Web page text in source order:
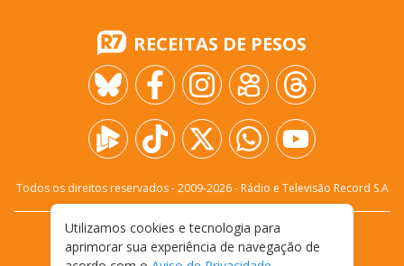
RECEITAS DE PESOS
Todos os direitos reservados - 2009-2026- Rádio e Televisão Record S.A
FALE CONOSCO
PRIVACIDADE
TERMOS E CONDIÇÕES DE USO
Utilizamos cookies e tecnologia para
aprimorar sua experiência de navegação de